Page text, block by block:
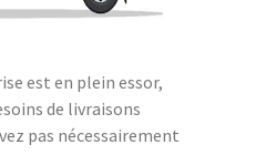
est en plein essor,
de livraisons
pas nécessairement